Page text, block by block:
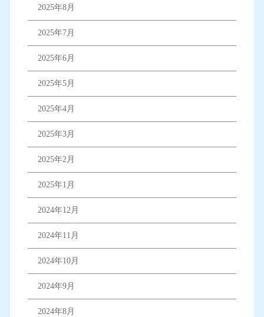
2025年8月
2025年7月
2025年6月
2025年5月
2025年4月
2025年3月
2025年2月
2025年1月
2024年12月
2024年11月
2024年10月
2024年9月
2024年8月